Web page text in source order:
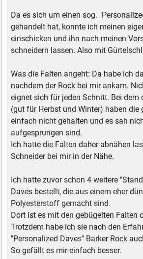
Da es sich um einen sog.
gehandelt hat, konnte ich meinen
einschicken und ihn nach meinen
schneidern lassen. Also mit
Was die Falten angeht: Da habe ich
nachdem der Rock bei mir ankam.
eignet sich für jeden Schnitt. Bei dem
(gut für Herbst und Winter) haben die
einfach nicht gehalten und es sah
aufgesprungen sind.
Ich hatte die Falten daher abnähen
Schneider bei mir in der Nähe.
Ich hatte zuvor schon 4 weitere
Daves bestellt, die aus einem eher
Polyesterstoff gemacht sind.
Dort ist es mit den gebügelten Falten
Trotzdem habe ich sie nach den
"Personalized Daves" Barker Rock
So gefällt es mir einfach besser.